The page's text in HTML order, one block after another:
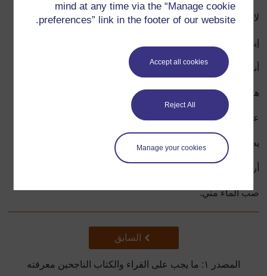
mind at any time via the “Manage cookie
preferences” link in the footer of our website.
Accept all cookies
Reject All
Manage your cookies
لا تتكلم وفمك ملئ!
إيقاع حركي
أنا براد شاي، قصير وسمين
هذه يدي، هذا فمي
عندما أعمل بخاري
يصيح بالصوت العالي
أرفعني لأعلى
صب الماء مني.
سابقالسابق
المصدر ١: ما يجب على القراء والكتاب الناجحين معرفته